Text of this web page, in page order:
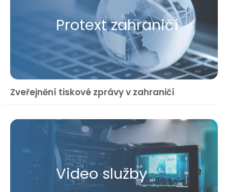
Protext zahraničí
Zveřejnění tiskové zprávy v zahraničí
Video služby